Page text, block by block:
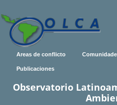
Areas de conflicto
Publicaciones
Observatorio